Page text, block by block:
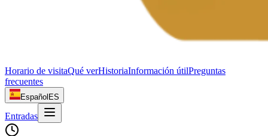
Horario de visitaQué verHistoriaInformación útilPreguntas
frecuentes
Español ES
Entradas